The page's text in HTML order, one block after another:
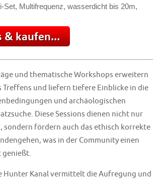
Set, Multifrequenz, wasserdicht bis 20m,
und thematische Workshops erweitern
Treffens und liefern tiefere Einblicke in die
und archäologischen
Diese Sessions dienen nicht nur
sondern fördern auch das ethisch korrekte
was in der Community einen
genießt.
Hunter Kanal vermittelt die Aufregung und